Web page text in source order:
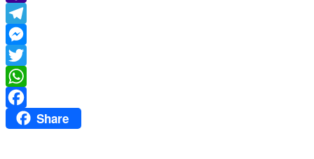
Yahoo
Mail
Telegram
Messenger
Twitter
WhatsApp
FacebookShare